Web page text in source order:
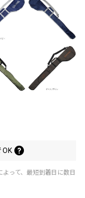
OK
って、最短到着日に数日